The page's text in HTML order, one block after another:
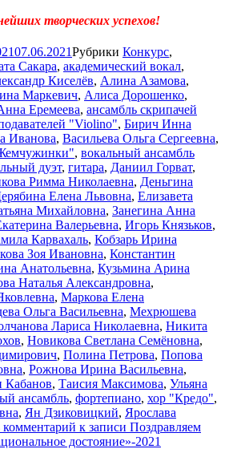
творческих успехов!
07.06.2021Рубрики Конкурс,
Сакара, академический вокал,
Киселёв, Алина Азамова,
Маркевич, Алиса Дорошенко,
Еремеева, ансамбль скрипачей
"Violino", Бирич Инна
Иванова, Васильева Ольга Сергеевна,
, вокальный ансамбль
дуэт, гитара, Даниил Горват,
Римма Николаевна, Деньгина
Елена Львовна, Елизавета
Михайловна, Занегина Анна
Валерьевна, Игорь Князьков,
Карвахаль, Кобзарь Ирина
Зоя Ивановна, Константин
Анатольевна, Кузьмина Арина
Наталья Александровна,
, Маркова Елена
Ольга Васильевна, Мехрюшева
Лариса Николаевна, Никита
, Новикова Светлана Семёновна,
, Полина Петрова, Попова
, Рожнова Ирина Васильевна,
Кабанов, Таисия Максимова, Ульяна
ансамбль, фортепиано, хор "Кредо",
, Ян Дзиковицкий, Ярослава
комментарий к записи Поздравляем
достояние»-2021